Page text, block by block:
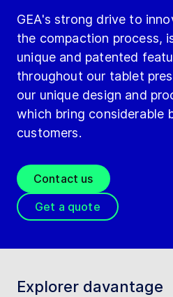
GEA's strong drive to
the compaction process,
unique and patented
throughout our tablet
our unique design and
which bring considerable
customers.
Contact us
Get a quote
Explorer davantage